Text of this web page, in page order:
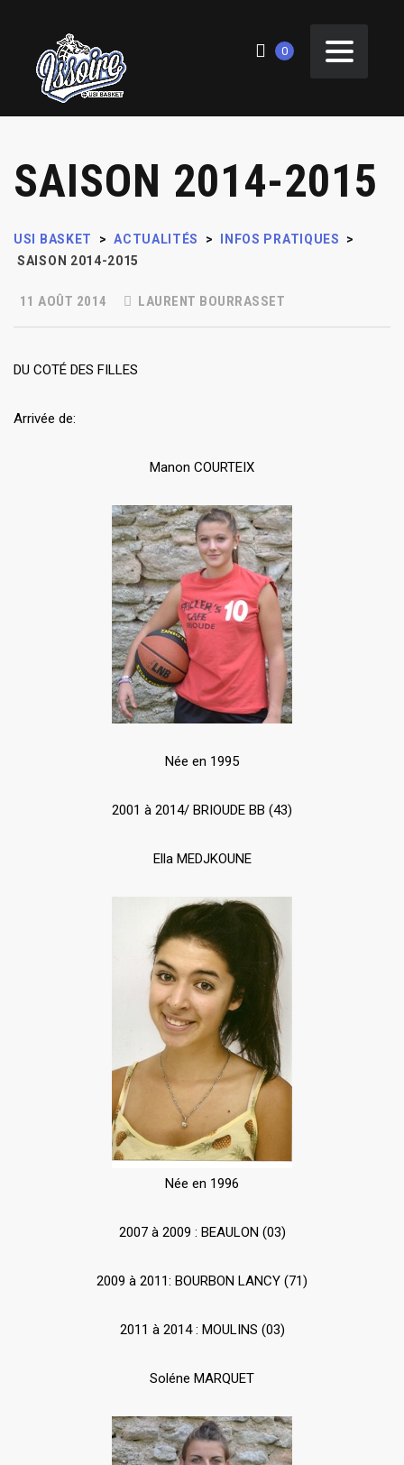
0
SAISON 2014-2015
USI BASKET > ACTUALITÉS > INFOS PRATIQUES
>
SAISON 2014-2015
11 AOÛT 2014 LAURENT BOURRASSET
DU COTÉ DES FILLES
Arrivée de:
Manon COURTEIX
Née en 1995
2001 à 2014/ BRIOUDE BB (43)
Ella MEDJKOUNE
Née en 1996
2007 à 2009 : BEAULON (03)
2009 à 2011: BOURBON LANCY (71)
2011 à 2014 : MOULINS (03)
Soléne MARQUET